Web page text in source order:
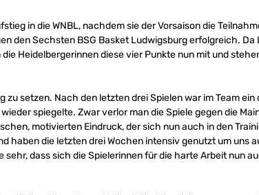
in die WNBL, nachdem sie der Vorsaison die
den Sechsten BSG Basket Ludwigsburg erfolgreich. Da
Heidelbergerinnen diese vier Punkte nun mit und
zu setzen. Nach den letzten drei Spielen war im Team
spiegelte. Zwar verlor man die Spiele gegen die
motivierten Eindruck, der sich nun auch in den
haben die letzten drei Wochen intensiv genutzt um uns
dass sich die Spielerinnen für die harte Arbeit nun